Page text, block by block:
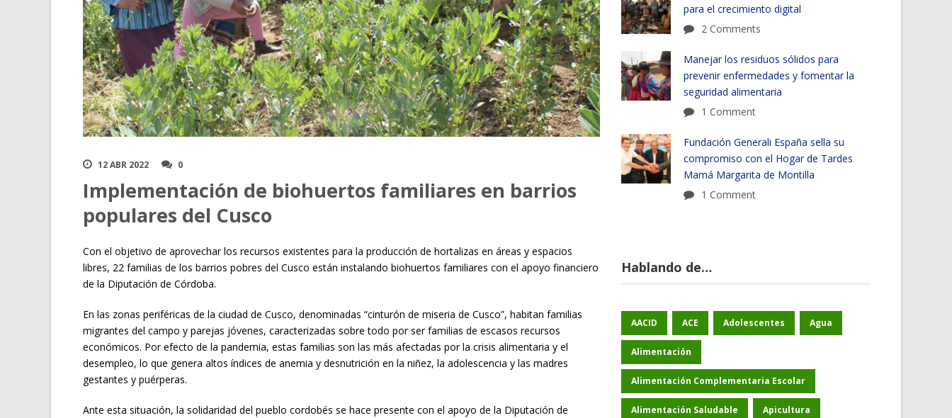
12 ABR 2022 0
Implementación de biohuertos familiares en barrios
populares del Cusco
Con el objetivo de aprovechar los recursos existentes para la producción de hortalizas en áreas y espacios
libres, 22 familias de los barrios pobres del Cusco están instalando biohuertos familiares con el apoyo financiero
de la Diputación de Córdoba.
En las zonas periféricas de la ciudad de Cusco, denominadas “cinturón de miseria de Cusco”, habitan familias
migrantes del campo y parejas jóvenes, caracterizadas sobre todo por ser familias de escasos recursos
económicos. Por efecto de la pandemia, estas familias son las más afectadas por la crisis alimentaria y el
desempleo, lo que genera altos índices de anemia y desnutrición en la niñez, la adolescencia y las madres
gestantes y puérperas.
Ante esta situación, la solidaridad del pueblo cordobés se hace presente con el apoyo de la Diputación de
para el crecimiento digital
2 Comments
Manejar los residuos sólidos para
prevenir enfermedades y fomentar la
seguridad alimentaria
1 Comment
Fundación Generali España sella su
compromiso con el Hogar de Tardes
Mamá Margarita de Montilla
1 Comment
Hablando de…
AACID ACE Adolescentes Agua
Alimentación
Alimentación Complementaria Escolar
Alimentación Saludable Apicultura